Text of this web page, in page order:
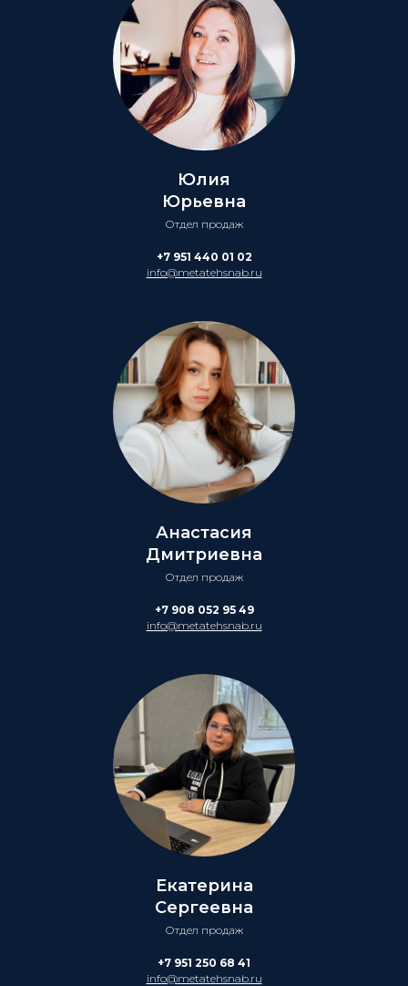
Юлия
Юрьевна
Отдел продаж
+7 951 440 01 02
info@metatehsnab.ru
Анастасия
Дмитриевна
Отдел продаж
+7 908 052 95 49
info@metatehsnab.ru
Екатерина
Сергеевна
Отдел продаж
+7 951 250 68 41
info@metatehsnab.ru